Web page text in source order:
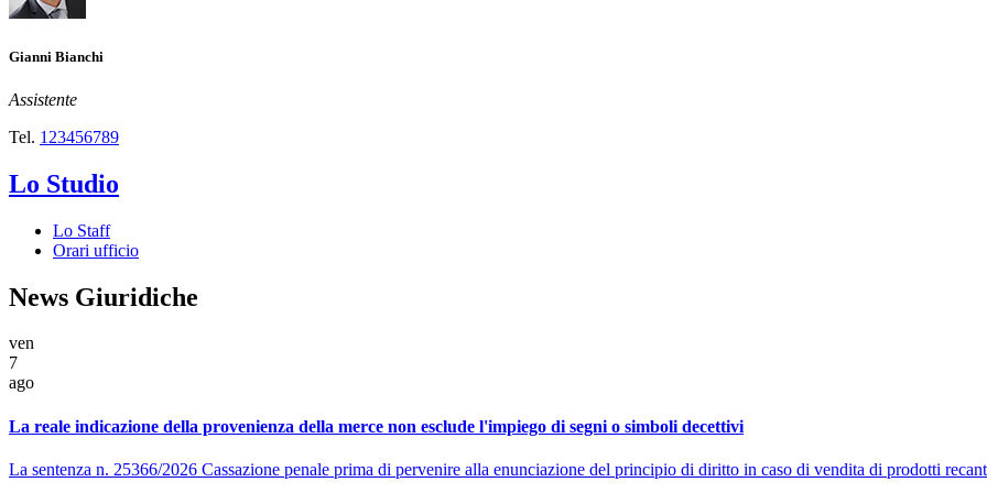
Gianni Bianchi
Assistente
Tel. 123456789
Lo Studio
Lo Staff
Orari ufficio
News Giuridiche
ven
7
ago
La reale indicazione della provenienza della merce non esclude l'impiego di segni o simboli decettivi
La sentenza n. 25366/2026 Cassazione penale prima di pervenire alla enunciazione del principio di diritto in caso di vendita di prodotti